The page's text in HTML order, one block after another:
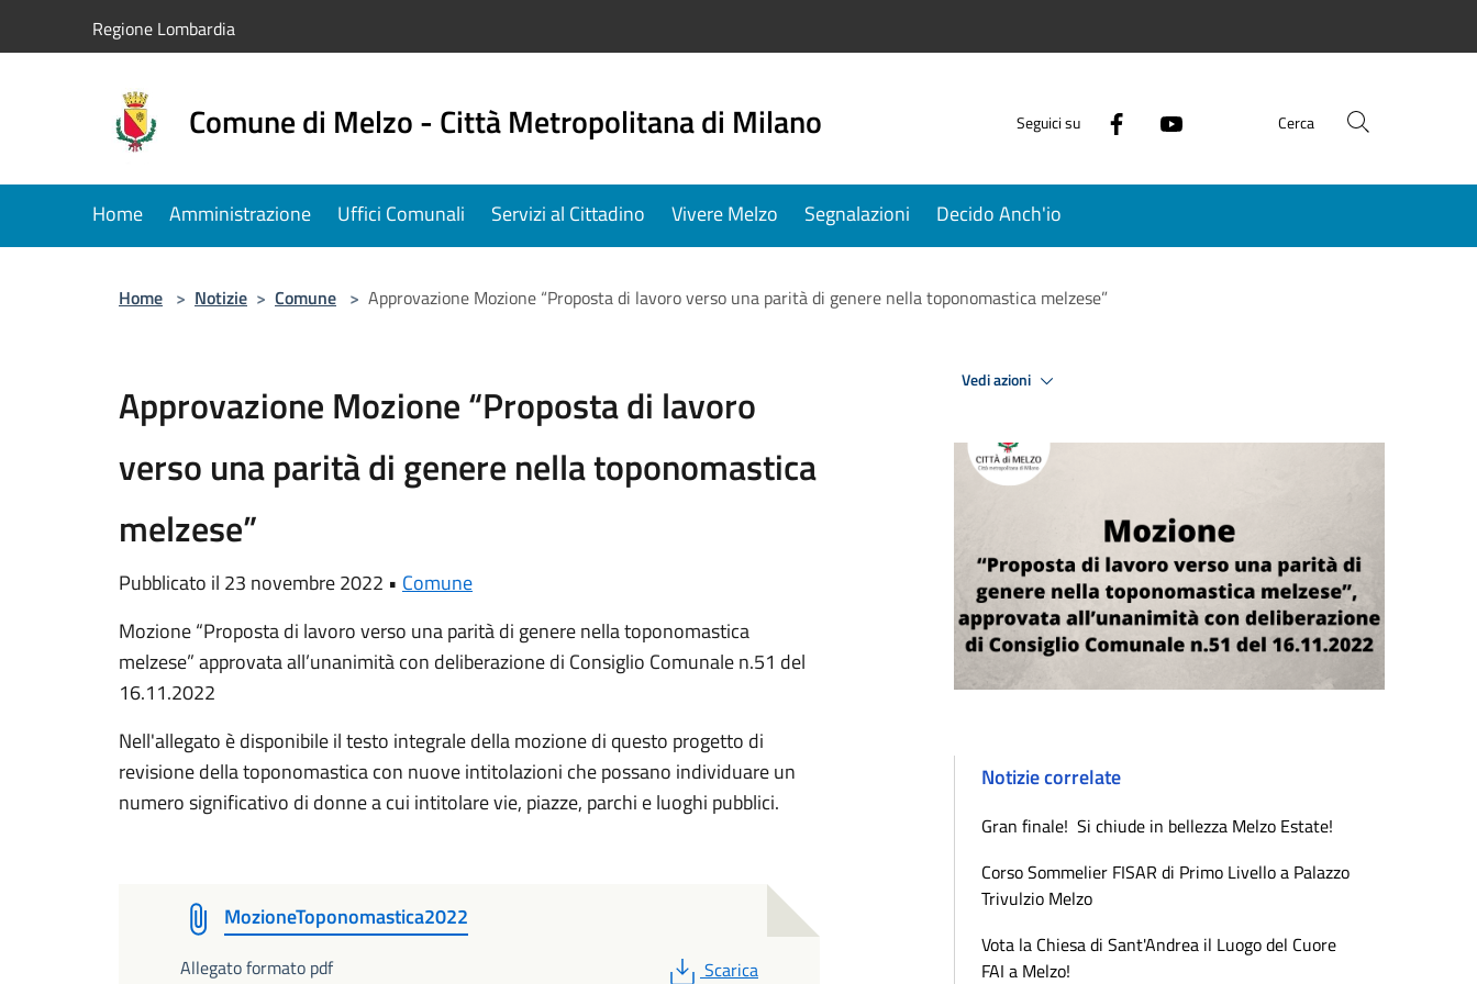
Regione Lombardia
Comune di Melzo - Città Metropolitana di Milano Seguici su Cerca
Home Amministrazione Uffici Comunali Servizi al Cittadino Vivere Melzo Segnalazioni Decido Anch'io
Home > Notizie > Comune > Approvazione Mozione “Proposta di lavoro verso una parità di genere nella toponomastica melzese”
Approvazione Mozione “Proposta di lavoro
verso una parità di genere nella toponomastica
melzese”
Pubblicato il 23 novembre 2022 • Comune
Mozione“Proposta di lavoro verso una parità di genere nella toponomastica
melzese”approvata all’unanimità con deliberazione di Consiglio Comunale n.51 del
16.11.2022
Nell'allegato è disponibile il testo integrale della mozione di questo progetto di
revisione della toponomastica con nuove intitolazioni che possano individuare un
numero significativo di donne a cui intitolare vie, piazze, parchi e luoghi pubblici.
MozioneToponomastica2022
Allegato formato pdf PDF
Scarica
Vedi azioni
Notizie correlate
Gran finale! Si chiude in bellezza Melzo Estate!
Corso Sommelier FISAR di Primo Livello a Palazzo
Trivulzio Melzo
Vota la Chiesa di Sant'Andrea il Luogo del Cuore
FAI a Melzo!